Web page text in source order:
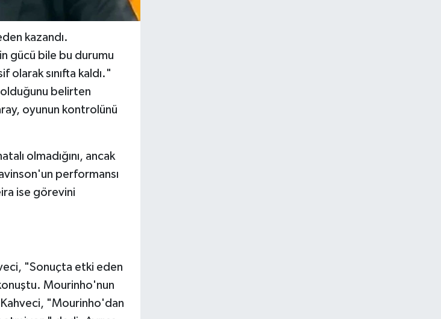
kazandı.
gücü bile bu durumu
sınıfta kaldı."
belirten
oyunun kontrolünü
olmadığını, ancak
performansı
ise görevini
"Sonuçta etki eden
Mourinho'nun
Kahveci, "Mourinho'dan